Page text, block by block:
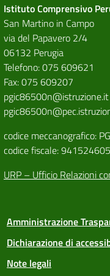
Istituto Comprensivo
San Martino in Campo
via del Papavero 2/4
06132 Perugia
Telefono: 075 609621
Fax: 075 609207
pgic86500n@istruzione.it
codice meccanografico:
codice fiscale:
URP – Ufficio Relazioni
Amministrazione
Dichiarazione di
Note legali